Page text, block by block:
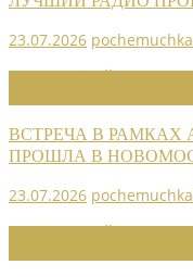
23.07.2026
ВСТРЕЧА В РАМКАХ
ПРОШЛА В
23.07.2026